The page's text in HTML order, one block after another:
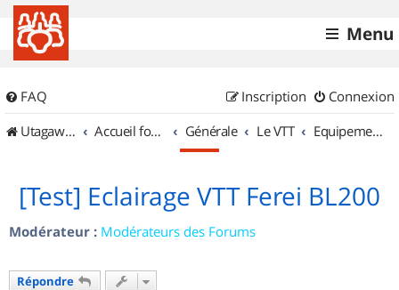
Menu
FAQ Connexion
Inscription
UtagawaVTT (Randos VTT et VTTAE avec traces GPS)
Accueil forum Générale Le VTT Equipements et Accessoires
[Test] Eclairage VTT Ferei BL200
Modérateur : Modérateurs des Forums
Répondre